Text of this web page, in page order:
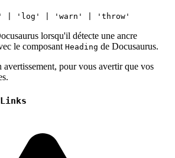
| 'log' | 'warn' | 'throw'
lorsqu'il détecte une ancre
le composant Heading de Docusaurus.
pour vous avertir que vos